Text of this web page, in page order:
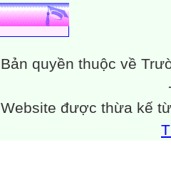
Bản quyền thuộc về
Website được thừa kế